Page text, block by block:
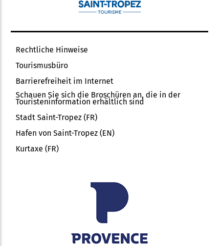
Rechtliche Hinweise
Tourismusbüro
Barrierefreiheit im Internet
Schauen Sie sich die Broschüren an, die in der
Touristeninformation erhältlich sind
Stadt Saint-Tropez (FR)
Hafen von Saint-Tropez (EN)
Kurtaxe (FR)